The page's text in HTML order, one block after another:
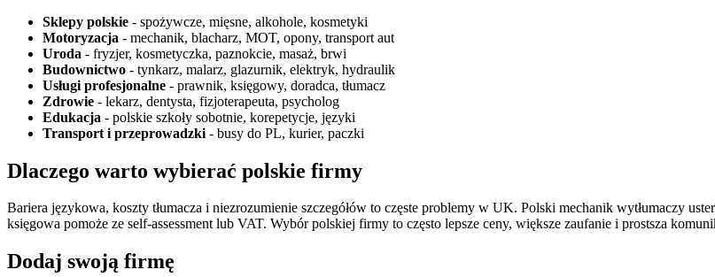
Sklepy polskie - spożywcze, mięsne, alkohole, kosmetyki
Motoryzacja - mechanik, blacharz, MOT, opony, transport aut
Uroda - fryzjer, kosmetyczka, paznokcie, masaż, brwi
Budownictwo - tynkarz, malarz, glazurnik, elektryk, hydraulik
Usługi profesjonalne - prawnik, księgowy, doradca, tłumacz
Zdrowie - lekarz, dentysta, fizjoterapeuta, psycholog
Edukacja - polskie szkoły sobotnie, korepetycje, języki
Transport i przeprowadzki - busy do PL, kurier, paczki
Dlaczego warto wybierać polskie firmy
Bariera językowa, koszty tłumacza i niezrozumienie szczegółów to częste problemy w UK. Polski mechanik wytłumaczy
księgowa pomoże ze self-assessment lub VAT. Wybór polskiej firmy to często lepsze ceny, większe zaufanie i prostsza
Dodaj swoją firmę